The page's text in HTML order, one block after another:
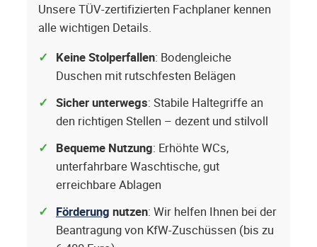
Unsere TÜV-zertifizierten Fachplaner kennen
alle wichtigen Details.
Keine Stolperfallen: Bodengleiche
Duschen mit rutschfesten Belägen
Sicher unterwegs: Stabile Haltegriffe an
den richtigen Stellen – dezent und stilvoll
Bequeme Nutzung: Erhöhte WCs,
unterfahrbare Waschtische, gut
erreichbare Ablagen
Förderung nutzen: Wir helfen Ihnen bei der
Beantragung von KfW-Zuschüssen (bis zu